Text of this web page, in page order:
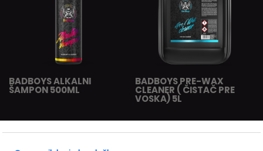
BADBOYS ALKALNI
ŠAMPON 500ML
BADBOYS PRE-WAX
CLEANER ( ČISTAČ PRE
VOSKA) 5L